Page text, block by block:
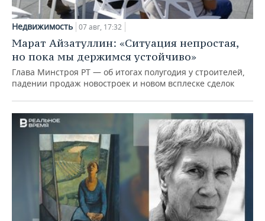
Недвижимость 07 авг, 17:32
Марат Айзатуллин: «Ситуация непростая,
но пока мы держимся устойчиво»
Глава Минстроя РТ — об итогах полугодия у строителей,
падении продаж новостроек и новом всплеске сделок